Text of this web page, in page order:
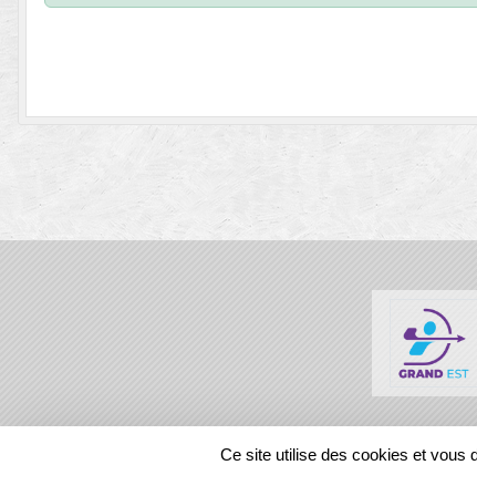
REGIONS
Ce site utilise des cookies et vous